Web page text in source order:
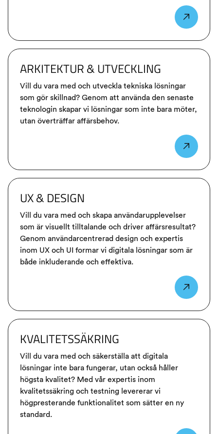
ARKITEKTUR & UTVECKLING
Vill du vara med och utveckla tekniska lösningar
som gör skillnad? Genom att använda den senaste
teknologin skapar vi lösningar som inte bara möter,
utan överträffar affärsbehov.
UX & DESIGN
Vill du vara med och skapa användarupplevelser
som är visuellt tilltalande och driver affärsresultat?
Genom användarcentrerad design och expertis
inom UX och UI formar vi digitala lösningar som är
både inkluderande och effektiva.
KVALITETSSÄKRING
Vill du vara med och säkerställa att digitala
lösningar inte bara fungerar, utan också håller
högsta kvalitet? Med vår expertis inom
kvalitetssäkring och testning levererar vi
högpresterande funktionalitet som sätter en ny
standard.